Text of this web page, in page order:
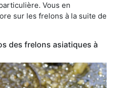
Vous en
sur les frelons à la suite de
des frelons asiatiques à